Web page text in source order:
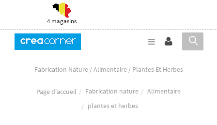
4 magasins
Fabrication Nature / Alimentaire / Plantes Et Herbes
Page d'accueil Fabrication nature
Alimentaire
plantes et herbes